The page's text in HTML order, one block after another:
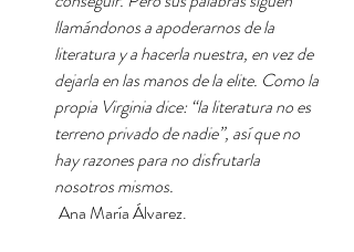
llamándonos a apoderarnos de la
literatura y a hacerla nuestra, en vez de
dejarla en las manos de la elite. Como la
propia Virginia dice: “la literatura no es
terreno privado de nadie”, así que no
hay razones para no disfrutarla
nosotros mismos.
Ana María Álvarez.